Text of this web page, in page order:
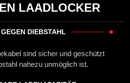
LAADLOCKER
DIEBSTAHL
sind sicher und geschützt
nahezu unmöglich ist.